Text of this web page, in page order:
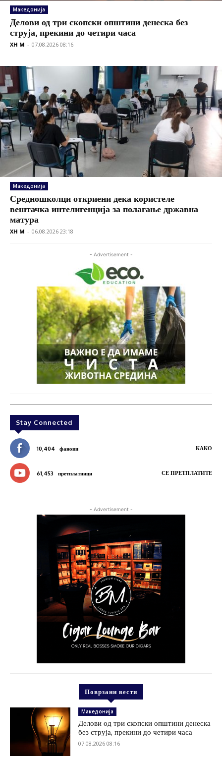
Македонија
Делови од три скопски општини денеска без
струја, прекини до четири часа
XH M - 07.08.2026 08:16
Македонија
Средношколци откриени дека користеле
вештачка интелигенција за полагање државна
матура
XH M - 06.08.2026 23:18
- Advertisement -
Stay Connected
10,404 фанови КАКО
61,453 претплатници СЕ ПРЕТПЛАТИТЕ
- Advertisement -
Поврзани вести
Македонија
Делови од три скопски општини денеска
без струја, прекини до четири часа
07.08.2026 08:16